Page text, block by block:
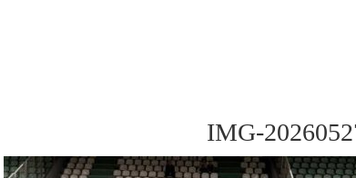
IMG-